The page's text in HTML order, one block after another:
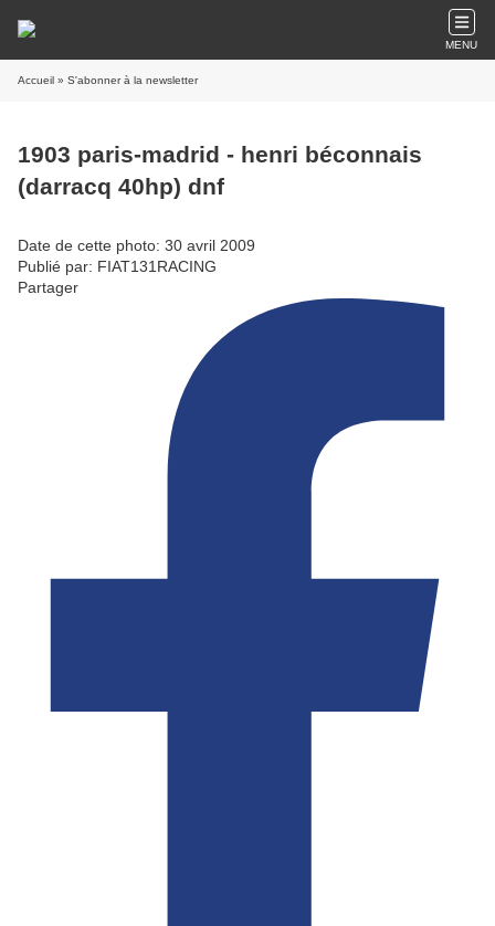
MENU
Accueil » S'abonner à la newsletter
1903 paris-madrid - henri béconnais
(darracq 40hp) dnf
Date de cette photo: 30 avril 2009
Publié par: FIAT131RACING
Partager